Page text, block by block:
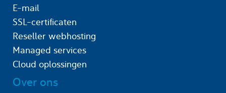
E-mail
SSL-certificaten
Reseller webhosting
Managed services
Cloud oplossingen
Over ons